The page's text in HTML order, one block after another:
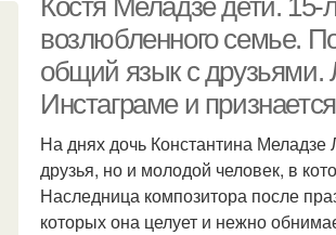
Костя Меладзе дети. 15-
возлюбленного семье.
общий язык с друзьями.
Инстаграме и
На днях дочь Константина Меладзе
друзья, но и молодой человек, в
Наследница композитора после
которых она целует и нежно